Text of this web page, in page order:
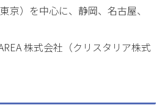
京）を中心に、静岡、名古屋、
株式会社（クリスタリア株式